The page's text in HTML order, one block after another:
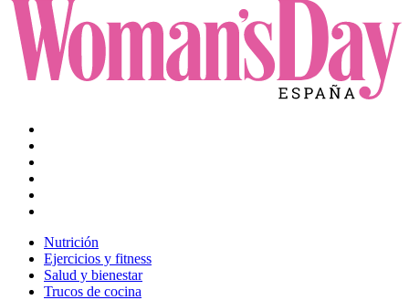
Nutrición
Ejercicios y fitness
Salud y bienestar
Trucos de cocina